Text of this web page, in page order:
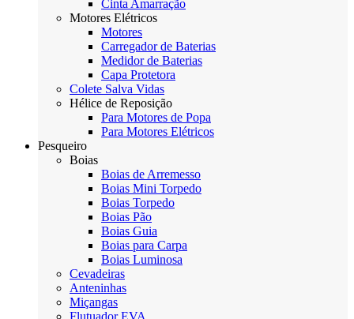
Cinta Amarração
Motores Elétricos
Motores
Carregador de Baterias
Medidor de Baterias
Capa Protetora
Colete Salva Vidas
Hélice de Reposição
Para Motores de Popa
Para Motores Elétricos
Pesqueiro
Boias
Boias de Arremesso
Boias Mini Torpedo
Boias Torpedo
Boias Pão
Boias Guia
Boias para Carpa
Boias Luminosa
Cevadeiras
Anteninhas
Miçangas
Flutuador EVA